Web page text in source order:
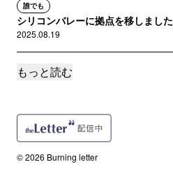
誰でも
シリコンバレーに拠点を移しました
2025.08.19
読者限定
誰でも
2025.01.07
もっと読む
© 2026 Burning letter